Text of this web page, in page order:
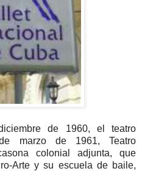
de 1960, el teatro
marzo de 1961, Teatro
colonial adjunta, que
Arte y su escuela de baile,